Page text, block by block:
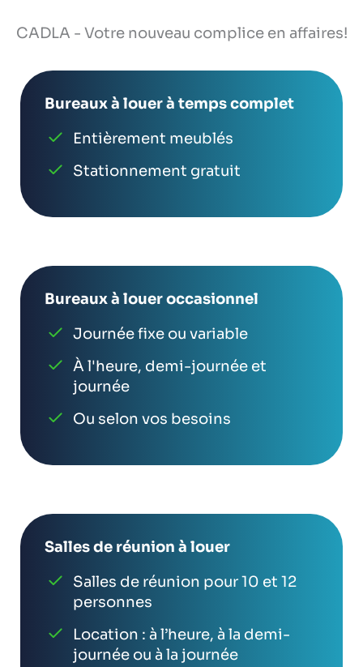
CADLA - Votre nouveau complice en affaires!
Bureaux à louer à temps complet
Entièrement meublés
Stationnement gratuit
Bureaux à louer occasionnel
Journée fixe ou variable
À l'heure, demi-journée et
journée
Ou selon vos besoins
Salles de réunion à louer
Salles de réunion pour 10 et 12
personnes
Location : à l’heure, à la demi-
journée ou à la journée